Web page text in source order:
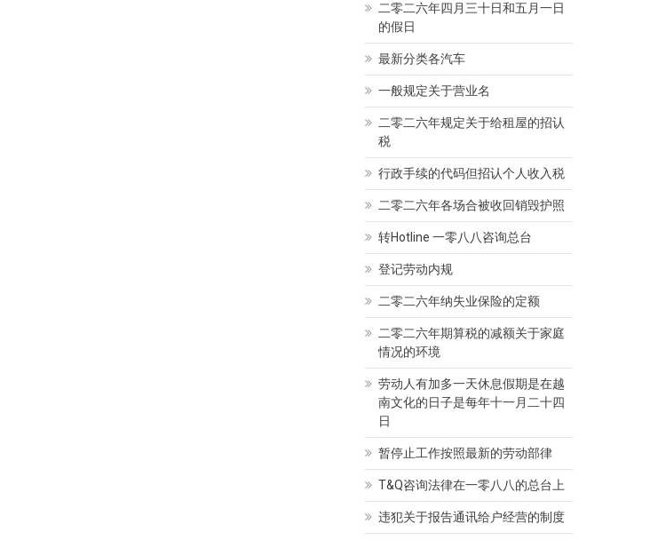
律师
律师 Mộng Huyền
04/04/2020
二零二六年四月三十日和五月一日
的假日
最新分类各汽车
一般规定关于营业名
二零二六年规定关于给租屋的招认
税
行政手续的代码但招认个人收入税
二零二六年各场合被收回销毁护照
转Hotline 一零八八咨询总台
登记劳动内规
二零二六年纳失业保险的定额
二零二六年期算税的减额关于家庭
情况的环境
劳动人有加多一天休息假期是在越
南文化的日子是每年十一月二十四
日
暂停止工作按照最新的劳动部律
T&Q咨询法律在一零八八的总台上
违犯关于报告通讯给户经营的制度